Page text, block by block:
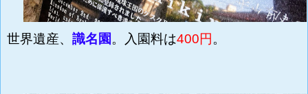
世界遺産、 識名園 。入園料は400円。